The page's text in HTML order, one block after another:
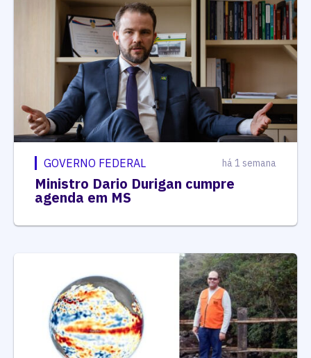
GOVERNO FEDERAL há 1 semana
Ministro Dario Durigan cumpre
agenda em MS